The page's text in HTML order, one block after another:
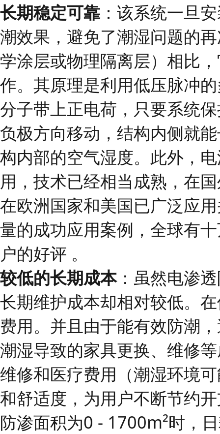
长期稳定可靠 ：该系统一旦
潮效果，避免了潮湿问题的
学涂层或物理隔离层）相比
作。其原理是利用低压脉冲
分子带上正电荷，只要系统
负极方向移动，结构内侧就
构内部的空气湿度。此外，
用，技术已经相当成熟，在
在欧洲国家和美国已广泛应
量的成功应用案例，全球有
户的好评 。
较低的长期成本：虽然电渗
长期维护成本却相对较低。
费用。并且由于能有效防潮
潮湿导致的家具更换、维修
维修和医疗费用（潮湿环境
和舒适度，为用户不断节约
防渗面积为0 - 1700m²时，